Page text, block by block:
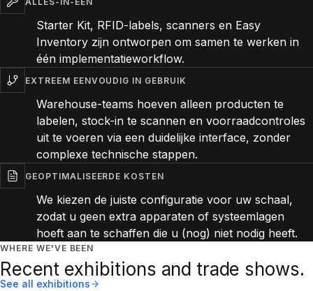
Starter Kit, RFID-labels, scanners en Easy
Inventory zijn ontworpen om samen te werken in
één implementatieworkflow.
EXTREEM EENVOUDIG IN GEBRUIK
Warehouse-teams hoeven alleen producten te
labelen, stock-in te scannen en voorraadcontroles
uit te voeren via een duidelijke interface, zonder
complexe technische stappen.
GEOPTIMALISEERDE KOSTEN
We kiezen de juiste configuratie voor uw schaal,
zodat u geen extra apparaten of systeemlagen
hoeft aan te schaffen die u (nog) niet nodig heeft.
WHERE WE'VE BEEN
Recent exhibitions and trade shows.
See all exhibitions